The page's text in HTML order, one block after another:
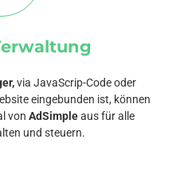
via JavaScrip-Code oder
eingebunden ist, können
von AdSimpleaus für alle
und steuern.